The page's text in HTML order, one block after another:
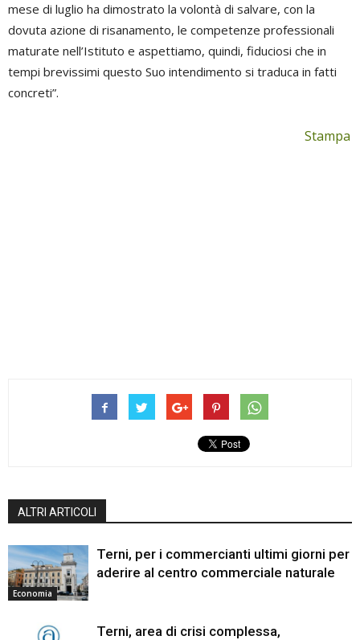
mese di luglio ha dimostrato la volontà di salvare, con la
dovuta azione di risanamento, le competenze professionali
maturate nell’Istituto e aspettiamo, quindi, fiduciosi che in
tempi brevissimi questo Suo intendimento si traduca in fatti
concreti”.
Stampa
ALTRI ARTICOLI
Economia
Terni, per i commercianti ultimi giorni per
aderire al centro commerciale naturale
Terni, area di crisi complessa,